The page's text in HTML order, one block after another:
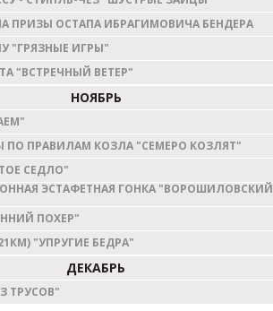
ПРИЗЫ ОСТАПА ИБРАГИМОВИЧА БЕНДЕРА
"ГРЯЗНЫЕ ИГРЫ"
"ВСТРЕЧНЫЙ ВЕТЕР"
НОЯБРЬ
ПО ПРАВИЛАМ КОЗЛА "СЕМЕРО КОЗЛЯТ"
СЕДЛО"
ЭСТАФЕТНАЯ ГОНКА "ВОРОШИЛОВСКИЙ
ПОХЕР"
"УПРУГИЕ БЕДРА"
ДЕКАБРЬ
ТРУСОВ"